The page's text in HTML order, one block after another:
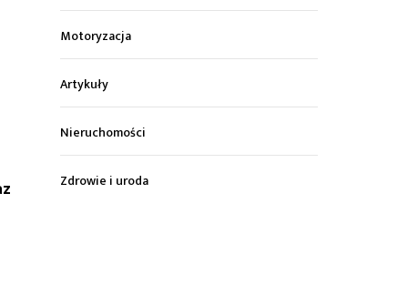
Motoryzacja
Artykuły
Nieruchomości
Zdrowie i uroda